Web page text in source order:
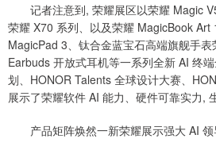
记者注意到, 荣耀展区以荣耀 Magic V5
荣耀 X70 系列、以及荣耀 MagicBook Art
MagicPad 3、钛合金蓝宝石高端旗舰手
Earbuds 开放式耳机等一系列全新 AI 终
划、HONOR Talents 全球设计大赛、
展示了荣耀软件 AI 能力、硬件可靠实力,
产品矩阵焕然一新荣耀展示强大 AI 领